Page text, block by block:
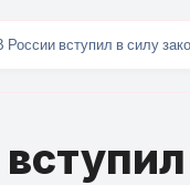
России вступил в силу